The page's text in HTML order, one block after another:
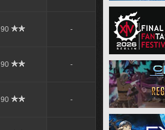
90 -
90 -
90 -